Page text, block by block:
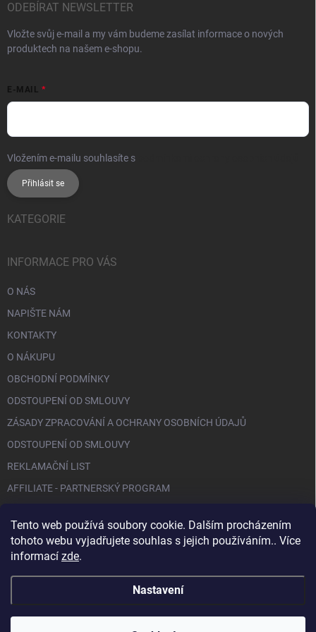
Tento web používá soubory cookie. Dalším procházením
tohoto webu vyjadřujete souhlas s jejich používáním.. Více
informací zde.
Nastavení
ODEBÍRAT NEWSLETTER
Vložte svůj e-mail a my vám budeme zasílat informace o nových
produktech na našem e-shopu.
E-MAIL
Vložením e-mailu souhlasíte s
Přihlásit se
KATEGORIE
INFORMACE PRO VÁS
O NÁS
NAPIŠTE NÁM
KONTAKTY
O NÁKUPU
OBCHODNÍ PODMÍNKY
ODSTOUPENÍ OD SMLOUVY
ZÁSADY ZPRACOVÁNÍ A OCHRANY OSOBNÍCH ÚDAJŮ
ODSTOUPENÍ OD SMLOUVY
REKLAMAČNÍ LIST
AFFILIATE - PARTNERSKÝ PROGRAM
FACEBOOK
BIO NAILS . Všechna práva vyhrazena.